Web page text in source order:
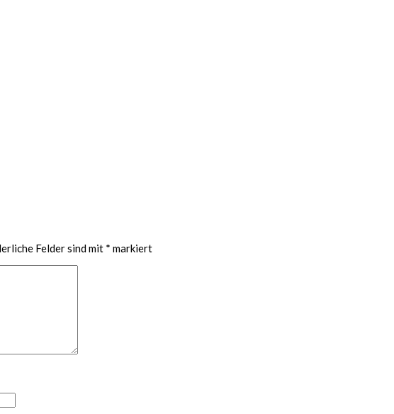
Felder sind mit * markiert